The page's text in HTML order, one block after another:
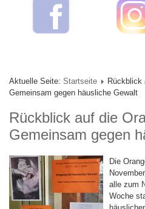
Aktuelle Seite: Startseite
Rückblick
Gemeinsam gegen häusliche Gewalt
Rückblick auf die
Gemeinsam gegen
Die
alle zum
Woche